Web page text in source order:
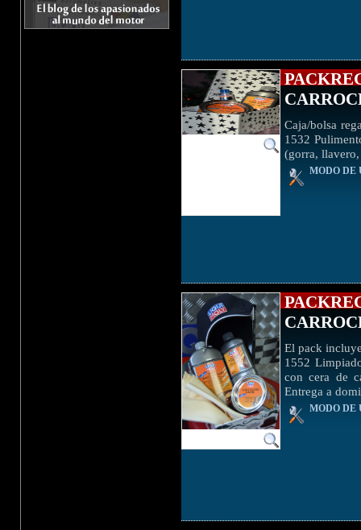
Caja/bolsa
1532
(gorra,
MODO DE
El pack
1552
con cera de
Entrega a
MODO DE